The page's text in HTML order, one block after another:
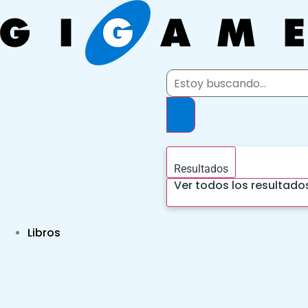
al
contenido
Search
Resultados
Ver todos los
Libros